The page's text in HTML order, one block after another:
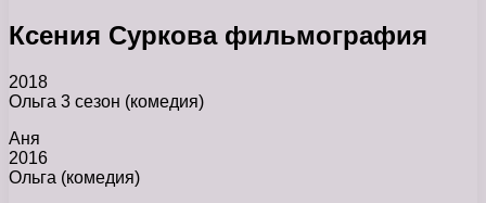
Ксения Суркова фильмография
2018
Ольга 3 сезон (комедия)
Аня
2016
Ольга (комедия)